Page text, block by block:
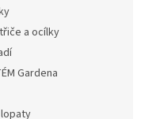
a ocílky
Gardena